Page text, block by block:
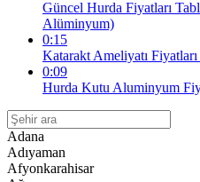
Güncel Hurda Fiyatları
Alüminyum)
0:15
Katarakt Ameliyatı
0:09
Hurda Kutu Aluminyum
Adana
Adıyaman
Afyonkarahisar